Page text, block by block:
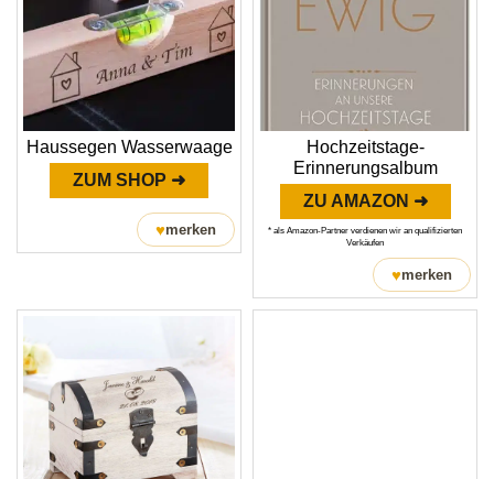
Haussegen Wasserwaage
ZUM SHOP ➜
♥merken
Hochzeitstage-
Erinnerungsalbum
ZU AMAZON ➜
* als Amazon-Partner verdienen wir an qualifizierten
Verkäufen
♥merken